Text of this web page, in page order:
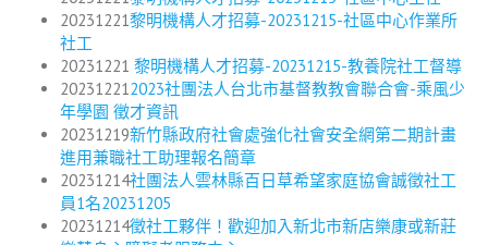
20231221黎明機構人才招募-20231215-社區中心作業所
社工
20231221 黎明機構人才招募-20231215-教養院社工督導
202312212023社團法人台北市基督教教會聯合會-乘風少
年學園 徵才資訊
20231219新竹縣政府社會處強化社會安全網第二期計畫
進用兼職社工助理報名簡章
20231214社團法人雲林縣百日草希望家庭協會誠徵社工
員1名20231205
20231214徵社工夥伴！歡迎加入新北市新店樂康或新莊